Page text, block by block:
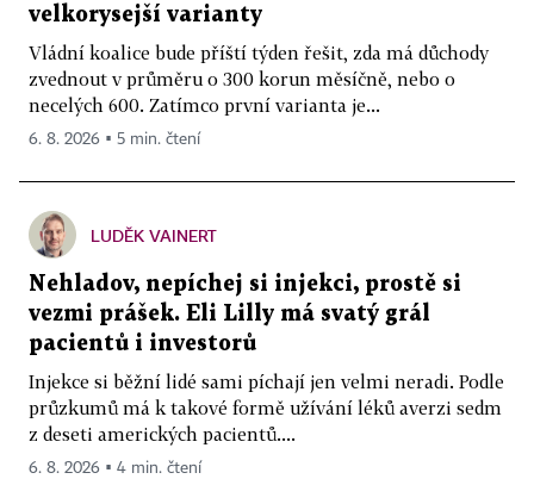
velkorysejší varianty
Vládní koalice bude příští týden řešit, zda má důchody
zvednout v průměru o 300 korun měsíčně, nebo o
necelých 600. Zatímco první varianta je...
6. 8. 2026 ▪ 5 min. čtení
LUDĚK VAINERT
Nehladov, nepíchej si injekci, prostě si
vezmi prášek. Eli Lilly má svatý grál
pacientů i investorů
Injekce si běžní lidé sami píchají jen velmi neradi. Podle
průzkumů má k takové formě užívání léků averzi sedm
z deseti amerických pacientů....
6. 8. 2026 ▪ 4 min. čtení